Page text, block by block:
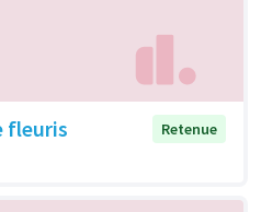
fleuris
Retenue